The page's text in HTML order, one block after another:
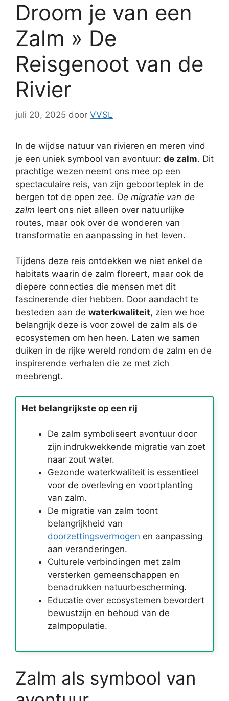
Droom je van een
Zalm » De
Reisgenoot van de
Rivier
juli 20, 2025 door VVSL
In de wijdse natuur van rivieren en meren vind
je een uniek symbool van avontuur: de zalm. Dit
prachtige wezen neemt ons mee op een
spectaculaire reis, van zijn geboorteplek in de
bergen tot de open zee. De migratie van de
zalm leert ons niet alleen over natuurlijke
routes, maar ook over de wonderen van
transformatie en aanpassing in het leven.
Tijdens deze reis ontdekken we niet enkel de
habitats waarin de zalm floreert, maar ook de
diepere connecties die mensen met dit
fascinerende dier hebben. Door aandacht te
besteden aan de waterkwaliteit, zien we hoe
belangrijk deze is voor zowel de zalm als de
ecosystemen om hen heen. Laten we samen
duiken in de rijke wereld rondom de zalm en de
inspirerende verhalen die ze met zich
meebrengt.
Het belangrijkste op een rij
De zalm symboliseert avontuur door
zijn indrukwekkende migratie van zoet
naar zout water.
Gezonde waterkwaliteit is essentieel
voor de overleving en voortplanting
van zalm.
De migratie van zalm toont
belangrijkheid van
doorzettingsvermogen en aanpassing
aan veranderingen.
Culturele verbindingen met zalm
versterken gemeenschappen en
benadrukken natuurbescherming.
Educatie over ecosystemen bevordert
bewustzijn en behoud van de
zalmpopulatie.
Zalm als symbool van